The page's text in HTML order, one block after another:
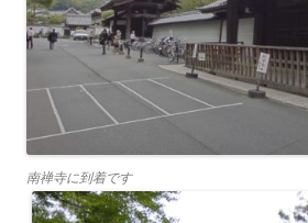
南禅寺に到着です